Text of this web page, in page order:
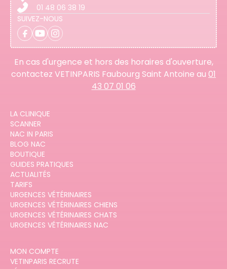
01 48 06 38 19
SUIVEZ-NOUS
En cas d'urgence et hors des horaires d'ouverture,
contactez VETINPARIS Faubourg Saint Antoine au 01
43 07 01 06
LA CLINIQUE
SCANNER
NAC IN PARIS
BLOG NAC
BOUTIQUE
GUIDES PRATIQUES
ACTUALITÉS
TARIFS
URGENCES VÉTÉRINAIRES
URGENCES VÉTÉRINAIRES CHIENS
URGENCES VÉTÉRINAIRES CHATS
URGENCES VÉTÉRINAIRES NAC
MON COMPTE
VETINPARIS RECRUTE